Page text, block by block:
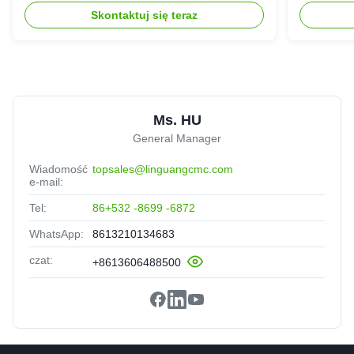
Skontaktuj się teraz
Ms. HU
General Manager
Wiadomość
e-mail:
topsales@linguangcmc.com
Tel: 86+532 -8699 -6872
WhatsApp: 8613210134683
czat: +8613606488500